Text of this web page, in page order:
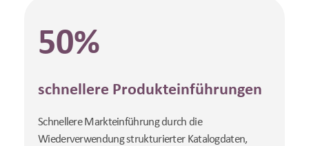
50%
schnellere Produkteinführungen
Schnellere Markteinführung durch die
Wiederverwendung strukturierter Katalogdaten,